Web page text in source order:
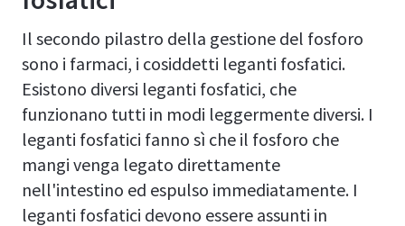
Il secondo pilastro della gestione del fosforo
sono i farmaci, i cosiddetti leganti fosfatici.
Esistono diversi leganti fosfatici, che
funzionano tutti in modi leggermente diversi. I
leganti fosfatici fanno sì che il fosforo che
mangi venga legato direttamente
nell'intestino ed espulso immediatamente. I
leganti fosfatici devono essere assunti in